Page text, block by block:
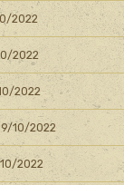
2022
2022
2022
10/2022
2022